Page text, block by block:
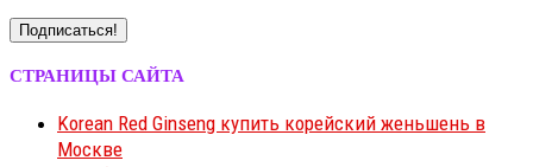
СТРАНИЦЫ САЙТА
Korean Red Ginseng купить корейский женьшень в
Москве